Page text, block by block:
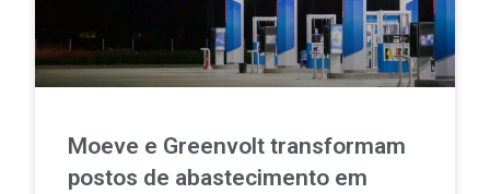
Moeve e Greenvolt transformam
postos de abastecimento em